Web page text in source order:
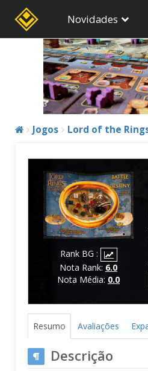
Novidades
Jogos Lord of the
Rank BG :
Nota Rank: 6.0
Nota Média: 0.0
Resumo Avaliações
Descrição